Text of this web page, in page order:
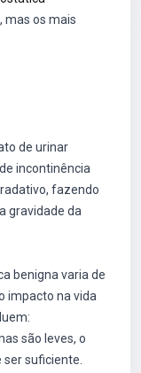
mas os mais
de urinar
incontinência
fazendo
gravidade da
benigna varia de
impacto na vida
são leves, o
suficiente.